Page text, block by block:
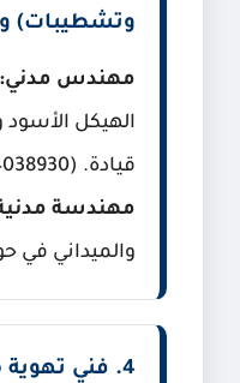
وتشطيبات)
مهندس مدني:
الهيكل
قيادة. (94038930)
مهندسة
والميداني في حولي.
4. فني تهوية مركزية وفني مصاعد